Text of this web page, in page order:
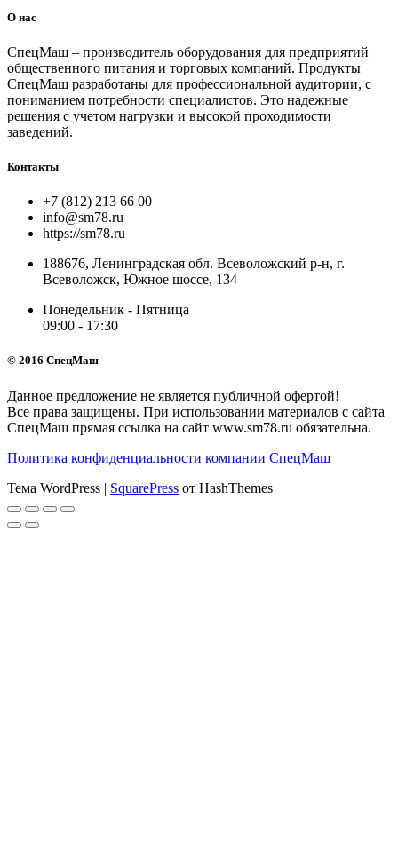
О нас
СпецМаш – производитель оборудования для предприятий
общественного питания и торговых компаний. Продукты
СпецМаш разработаны для профессиональной аудитории, с
пониманием потребности специалистов. Это надежные
решения с учетом нагрузки и высокой проходимости
заведений.
Контакты
+7 (812) 213 66 00
info@sm78.ru
https://sm78.ru
188676, Ленинградская обл. Всеволожский р-н, г.
Всеволожск, Южное шоссе, 134
Понедельник - Пятница
09:00 - 17:30
© 2016 СпецМаш
Данное предложение не является публичной офертой!
Все права защищены. При использовании материалов с сайта
СпецМаш прямая ссылка на сайт www.sm78.ru обязательна.
Политика конфиденциальности компании СпецМаш
Тема WordPress | SquarePress от HashThemes